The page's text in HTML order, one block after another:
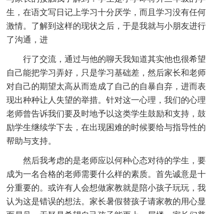
生，在语文写日记上学习十分厌学，而且学习没有任何
激情。了解到这样的现状之后，于是我就与小朋友进行
了沟通，进
行了交流，通过与他的聊天我知道其实他也很希望
自己能把学习弄好，只是学习基础差，然后家长和老师
对自己的期望太高从而造成了自己的自暴自弃，进而表
现出种种让人失望的举措。针对这一心理，我们的心理
老师曾告诉我们要及时地予以这类学生鼓励和支持，鼓
励学生继续学下去，在出现困难的时候要给与指导性的
帮助与支持。
然后我考虑的是老师应以何种心态对待的学生，要
成为一名合格的老师需要什么样的素质。首先诚意是十
分重要的。或许有人会想做家教就是陪小孩子玩玩，我
认为这是错误的想法。家长暑假替孩子请家教的用心显